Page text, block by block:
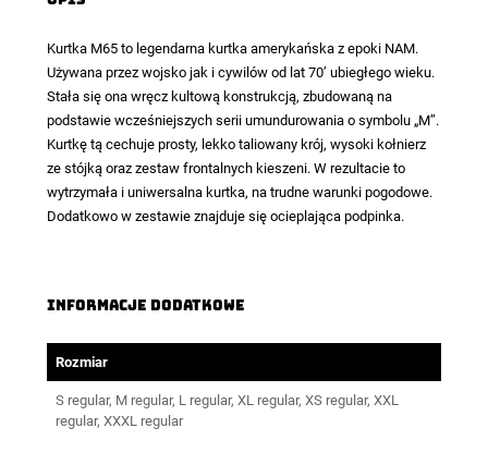
Kurtka M65to legendarna kurtka amerykańska z epoki NAM.
Używana przez wojsko jak i cywilów od lat 70’ ubiegłego wieku.
Stała się ona wręcz kultową konstrukcją, zbudowaną na
podstawie wcześniejszych serii umundurowania o symbolu „M”.
Kurtkę tą cechuje prosty, lekko taliowany krój, wysoki kołnierz
ze stójką oraz zestaw frontalnych kieszeni. W rezultacie to
wytrzymała i uniwersalna kurtka, na trudne warunki pogodowe.
Dodatkowo w zestawie znajduje się ocieplająca podpinka.
Informacje dodatkowe
Rozmiar
S regular, M regular, L regular, XL regular, XS regular, XXL
regular, XXXL regular